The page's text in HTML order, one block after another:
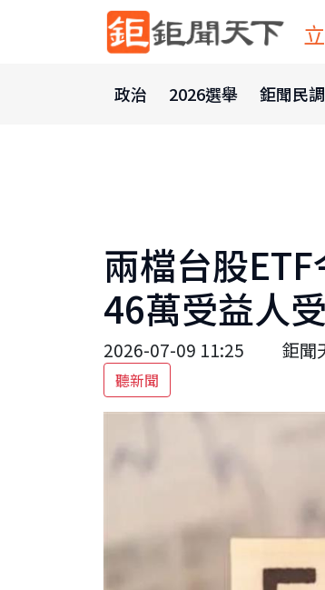
政治 2026選舉 鉅聞民調
兩檔台股
46萬受益人
2026-07-09 11:25 鉅聞天
聽新聞